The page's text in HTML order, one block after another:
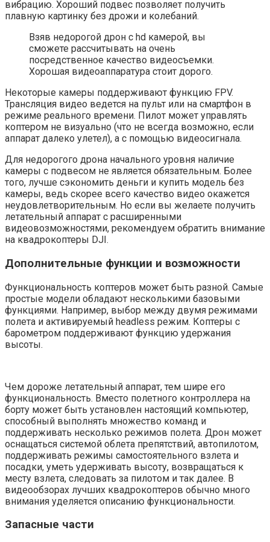
вибрацию. Хороший подвес позволяет получить
плавную картинку без дрожи и колебаний.
Взяв недорогой дрон с hd камерой, вы
сможете рассчитывать на очень
посредственное качество видеосъемки.
Хорошая видеоаппаратура стоит дорого.
Некоторые камеры поддерживают функцию FPV.
Трансляция видео ведется на пульт или на смартфон в
режиме реального времени. Пилот может управлять
коптером не визуально (что не всегда возможно, если
аппарат далеко улетел), а с помощью видеосигнала.
Для недорогого дрона начального уровня наличие
камеры с подвесом не является обязательным. Более
того, лучше сэкономить деньги и купить модель без
камеры, ведь скорее всего качество видео окажется
неудовлетворительным. Но если вы желаете получить
летательный аппарат с расширенными
видеовозможностями, рекомендуем обратить внимание
на квадрокоптеры DJI.
Дополнительные функции и возможности
Функциональность коптеров может быть разной. Самые
простые модели обладают несколькими базовыми
функциями. Например, выбор между двумя режимами
полета и активируемый headless режим. Коптеры с
барометром поддерживают функцию удержания
высоты.
Чем дороже летательный аппарат, тем шире его
функциональность. Вместо полетного контроллера на
борту может быть установлен настоящий компьютер,
способный выполнять множество команд и
поддерживать несколько режимов полета. Дрон может
оснащаться системой облета препятствий, автопилотом,
поддерживать режимы самостоятельного взлета и
посадки, уметь удерживать высоту, возвращаться к
месту взлета, следовать за пилотом и так далее. В
видеообзорах лучших квадрокоптеров обычно много
внимания уделяется описанию функциональности.
Запасные части